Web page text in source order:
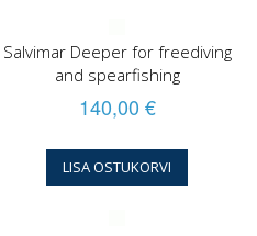
Salvimar Deeper for freediving
and spearfishing
140,00 €
LISA OSTUKORVI